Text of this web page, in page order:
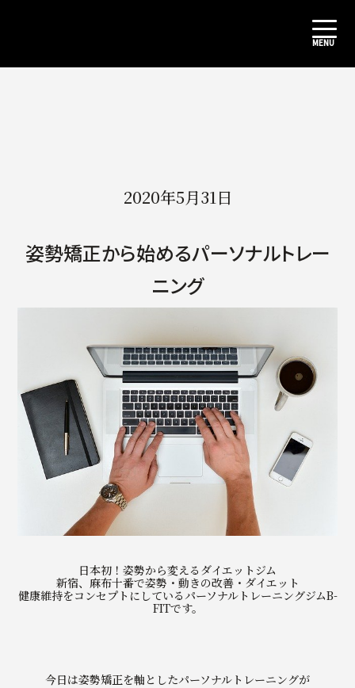
2020年5月31日
姿勢矯正から始めるパーソナルトレー
ニング
日本初！姿勢から変えるダイエットジム
新宿、麻布十番で姿勢・動きの改善・ダイエット
健康維持をコンセプトにしているパーソナルトレーニングジムB-
FITです。
今日は姿勢矯正を軸としたパーソナルトレーニングが